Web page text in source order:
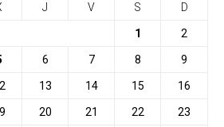
J V S D
1 2
6 7 8 9
13 14 15 16
20 21 22 23